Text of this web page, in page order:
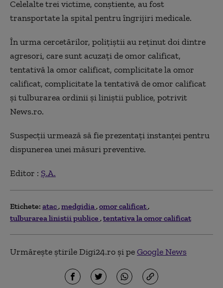
Celelalte trei victime, conștiente, au fost
transportate la spital pentru îngrijiri medicale.
În urma cercetărilor, polițiștii au reținut doi dintre
agresori, care sunt acuzați de omor calificat,
tentativă la omor calificat, complicitate la omor
calificat, complicitate la tentativă de omor calificat
și tulburarea ordinii și liniștii publice, potrivit
News.ro.
Suspecții urmează să fie prezentați instanței pentru
dispunerea unei măsuri preventive.
Editor : Ș.A.
Etichete: atac medgidia omor calificat
tulburarea linistii publice tentativa la omor calificat
Urmărește știrile Digi24.ro și peGoogle News